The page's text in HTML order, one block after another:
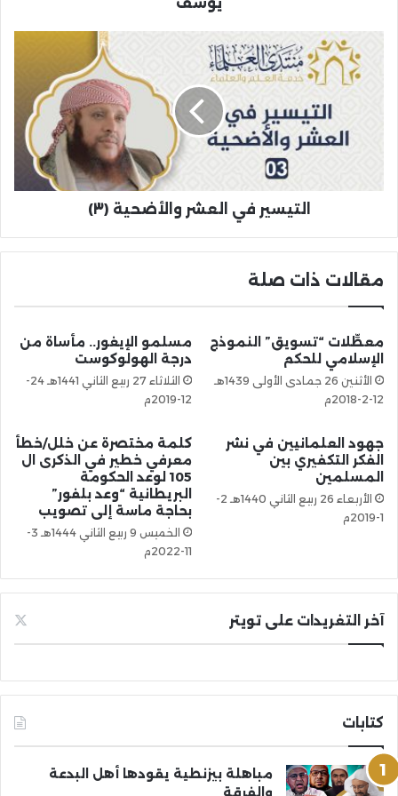
التيسير في العشر والأضحية (٣)
مقالات ذات صلة
معطِّلات “تسويق” النموذج
الإسلامي للحكم
الأثنين 26 جمادى الأولى 1439هـ
12-2-2018م
مسلمو الإيغور.. مأساة من
درجة الهولوكوست
الثلاثاء 27 ربيع الثاني 1441هـ 24-
12-2019م
جهود العلمانيين في نشر
الفكر التكفيري بين
المسلمين
الأربعاء 26 ربيع الثاني 1440هـ 2-
1-2019م
كلمة مختصرة عن خلل/خطأ
معرفي خطير في الذكرى ال
105 لوعد الحكومة
البريطانية “وعد بلفور”
بحاجة ماسة إلى تصويب
الخميس 9 ربيع الثاني 1444هـ 3-
11-2022م
آخر التغريدات على تويتر
كتابات
مباهلة بيزنطية يقودها أهل البدعة
والفرقة